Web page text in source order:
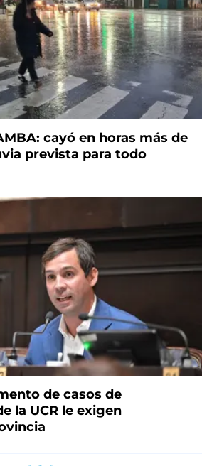
cayó en horas más de
prevista para todo
de casos de
la UCR le exigen